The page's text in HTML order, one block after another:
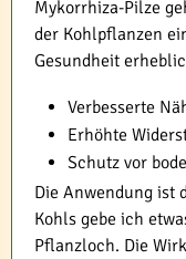
Mykorrhiza-Pilze
der Kohlpflanzen
Gesundheit
Verbesserte
Erhöhte
Schutz vor
Die Anwendung ist
Kohls gebe ich
Pflanzloch. Die